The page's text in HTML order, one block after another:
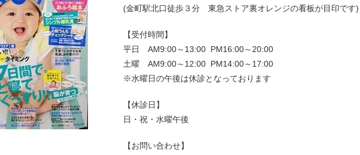
(金町駅北口徒歩３分 東急ストア裏オレンジの看板が目印です)
【受付時間】
平日 AM9:00～13:00 PM16:00～20:00
土曜 AM9:00～12:00 PM14:00～17:00
※水曜日の午後は休診となっております
【休診日】
日・祝・水曜午後
【お問い合わせ】